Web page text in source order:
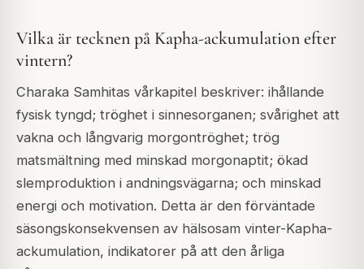
Vilka är tecknen på Kapha-ackumulation efter
vintern?
Charaka Samhitas vårkapitel beskriver: ihållande
fysisk tyngd; tröghet i sinnesorganen; svårighet att
vakna och långvarig morgontröghet; trög
matsmältning med minskad morgonaptit; ökad
slemproduktion i andningsvägarna; och minskad
energi och motivation. Detta är den förväntade
säsongskonsekvensen av hälsosam vinter-Kapha-
ackumulation, indikatorer på att den årliga